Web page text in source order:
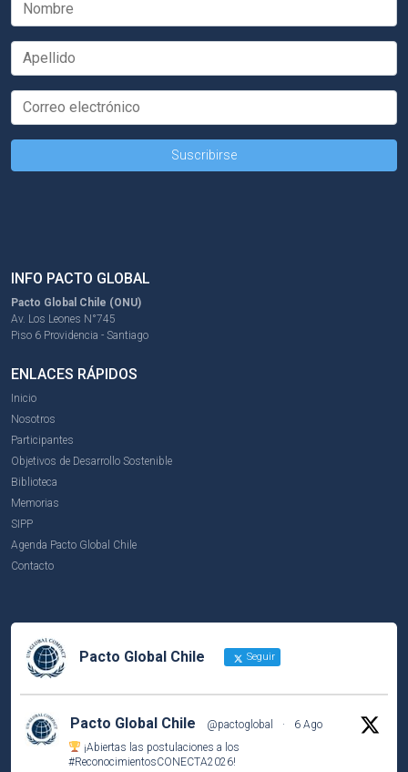
INFO PACTO GLOBAL
Pacto Global Chile (ONU)
Av. Los Leones N°745
Piso 6 Providencia - Santiago
ENLACES RÁPIDOS
Inicio
Nosotros
Participantes
Objetivos de Desarrollo Sostenible
Biblioteca
Memorias
SIPP
Agenda Pacto Global Chile
Contacto
Pacto Global Chile Seguir
Pacto Global Chile @pactoglobal ·
6 Ago
¡Abiertas las postulaciones a los
#ReconocimientosCONECTA2026!